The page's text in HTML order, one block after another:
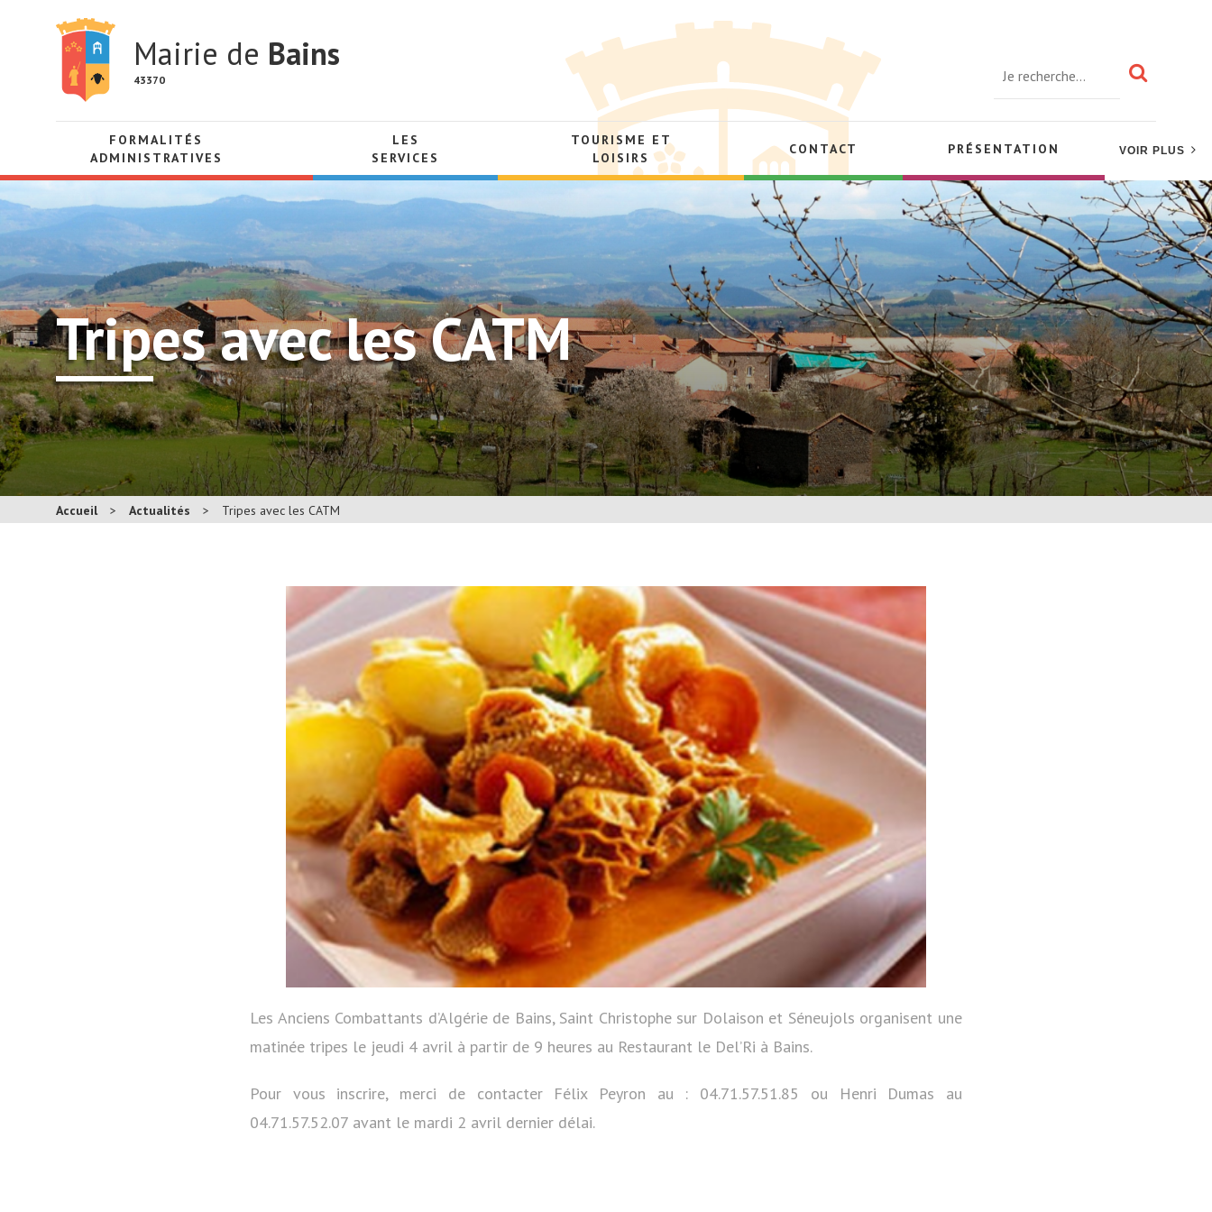
Mairie de Bains
43370
FORMALITÉS
ADMINISTRATIVES
LES
SERVICES
TOURISME ET
LOISIRS
CONTACT PRÉSENTATION VOIR PLUS
Tripes avec les CATM
Accueil > Actualités > Tripes avec les CATM
Les Anciens Combattants d’Algérie de Bains, Saint Christophe sur Dolaison et Séneujols organisent une
matinée tripes le jeudi 4 avril à partir de 9 heures au Restaurant le Del’Ri à Bains.
Pour vous inscrire, merci de contacter Félix Peyron au : 04.71.57.51.85 ou Henri Dumas au
04.71.57.52.07 avant le mardi 2 avril dernier délai.